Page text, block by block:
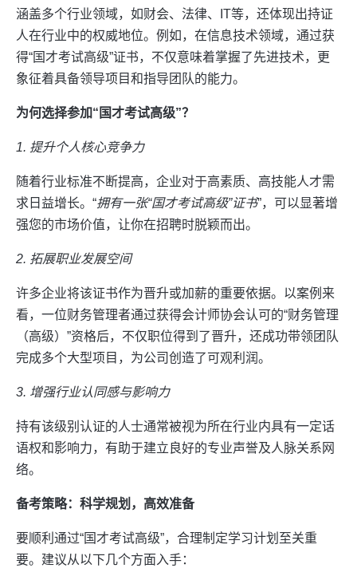
涵盖多个行业领域，如财会、法律、IT等，还体现出持证
人在行业中的权威地位。例如，在信息技术领域，通过获
得“国才考试高级”证书，不仅意味着掌握了先进技术，更
象征着具备领导项目和指导团队的能力。
为何选择参加“国才考试高级”？
1. 提升个人核心竞争力
随着行业标准不断提高，企业对于高素质、高技能人才需
求日益增长。“拥有一张“国才考试高级”证书”，可以显著增
强您的市场价值，让你在招聘时脱颖而出。
2. 拓展职业发展空间
许多企业将该证书作为晋升或加薪的重要依据。以案例来
看，一位财务管理者通过获得会计师协会认可的“财务管理
（高级）”资格后，不仅职位得到了晋升，还成功带领团队
完成多个大型项目，为公司创造了可观利润。
3. 增强行业认同感与影响力
持有该级别认证的人士通常被视为所在行业内具有一定话
语权和影响力，有助于建立良好的专业声誉及人脉关系网
络。
备考策略：科学规划，高效准备
要顺利通过“国才考试高级”，合理制定学习计划至关重
要。建议从以下几个方面入手：